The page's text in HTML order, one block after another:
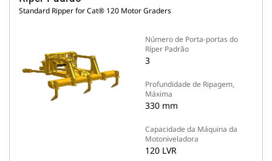
Standard Ripper for Cat® 120 Motor Graders
Número de Porta-portas do
Ríper Padrão
3
Profundidade de Ripagem,
Máxima
330 mm
Capacidade da Máquina da
Motoniveladora
120 LVR